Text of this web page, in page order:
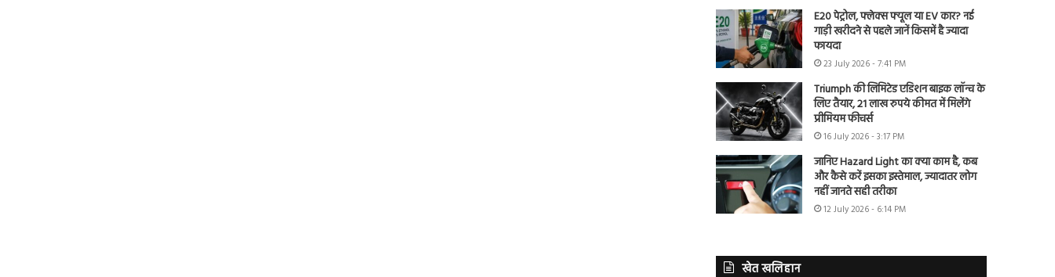
E20 पेट्रोल, फ्लेक्स फ्यूल या EV कार? नई
गाड़ी खरीदने से पहले जानें किसमें है ज्यादा
फायदा
23 July 2026 - 7:41 PM
Triumph की लिमिटेड एडिशन बाइक लॉन्च के
लिए तैयार, 21 लाख रुपये कीमत में मिलेंगे
प्रीमियम फीचर्स
16 July 2026 - 3:17 PM
जानिए Hazard Light का क्या काम है, कब
और कैसे करें इसका इस्तेमाल, ज्यादातर लोग
नहीं जानते सही तरीका
12 July 2026 - 6:14 PM
खेत खलिहान